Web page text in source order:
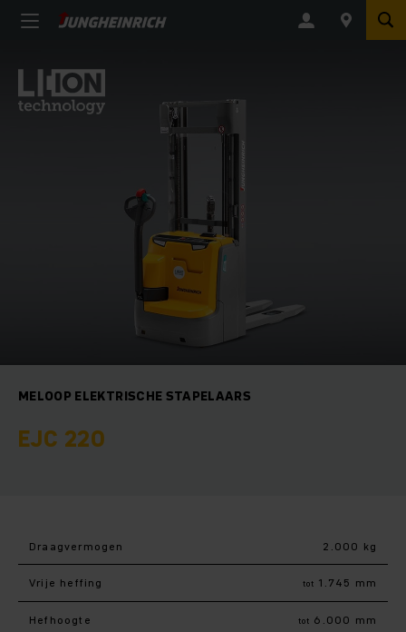
MELOOP ELEKTRISCHE STAPELAARS
EJC 220
Draagvermogen 2.000 kg
Vrije heffing tot 1.745 mm
Hefhoogte tot 6.000 mm